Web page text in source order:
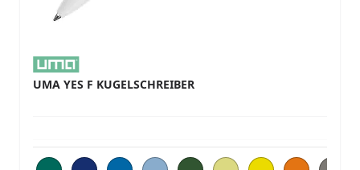
UMA YES F KUGELSCHREIBER